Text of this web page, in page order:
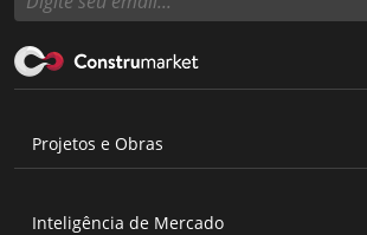
Projetos e Obras
Inteligência de Mercado